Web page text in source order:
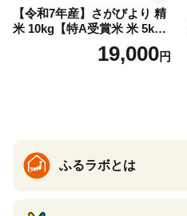
【令和7年産】さがびより 精
米 10kg【特A受賞米 米 5kg×
2袋 お米 コメ こめ 国産 美味
しい ブランド米 人気 ランキ
19,000円
ふるラボとは